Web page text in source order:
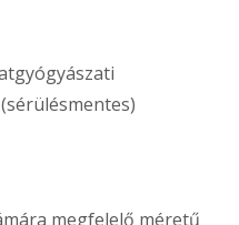
megfelelő méretű